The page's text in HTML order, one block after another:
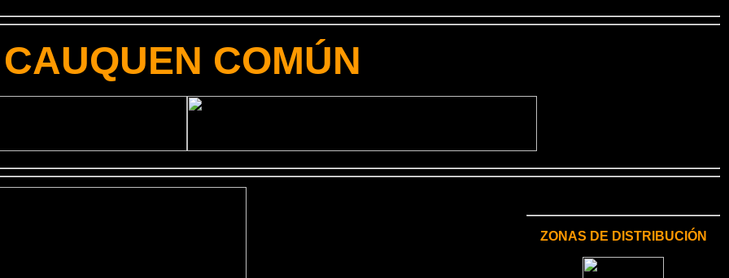
CAUQUEN COMÚN
ZONAS DE DISTRIBUCIÓN